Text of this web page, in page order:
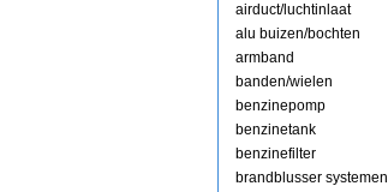
airduct/luchtinlaat
alu buizen/bochten
armband
banden/wielen
benzinepomp
benzinetank
benzinefilter
brandblusser systemen